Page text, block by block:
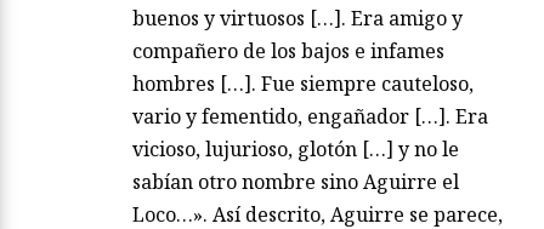
buenos y virtuosos […]. Era amigo y
compañero de los bajos e infames
hombres […]. Fue siempre cauteloso,
vario y fementido, engañador […]. Era
vicioso, lujurioso, glotón […] y no le
sabían otro nombre sino Aguirre el
Loco…». Así descrito, Aguirre se parece,